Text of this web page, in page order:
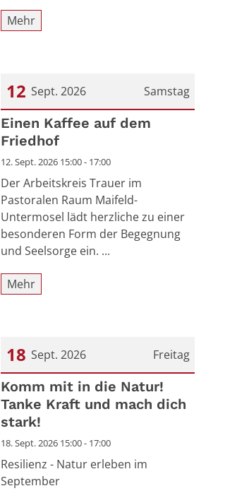
Mehr
Samstag
12 Sept. 2026
Datum: 12. September 2026
Einen Kaffee auf dem
Friedhof
12. Sept. 2026 15:00 - 17:00
Der Arbeitskreis Trauer im
Pastoralen Raum Maifeld-
Untermosel lädt herzliche zu einer
besonderen Form der Begegnung
und Seelsorge ein. ...
Mehr
Freitag
18 Sept. 2026
Datum: 18. September 2026
Komm mit in die Natur!
Tanke Kraft und mach dich
stark!
18. Sept. 2026 15:00 - 17:00
Resilienz - Natur erleben im
September